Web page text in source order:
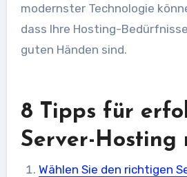
modernster Technologie
dass Ihre Hosting-
guten Händen sind.
8 Tipps für
Server-Hosting
Wählen Sie den richtigen